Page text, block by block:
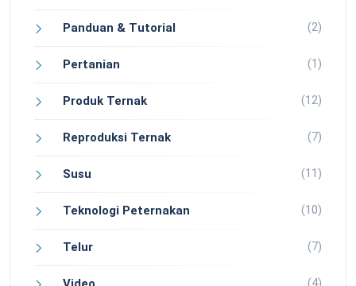
Panduan & Tutorial (2)
Pertanian (1)
Produk Ternak (12)
Reproduksi Ternak (7)
Susu (11)
Teknologi Peternakan (10)
Telur (7)